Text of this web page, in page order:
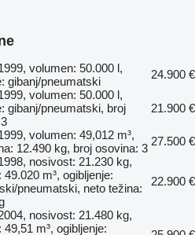
volumen: 50.000 l,
gibanj/pneumatski
24.900 €
volumen: 50.000 l,
gibanj/pneumatski, broj
21.900 €
volumen: 49,012 m³,
12.490 kg, broj osovina: 3
27.500 €
nosivost: 21.230 kg,
m³, ogibljenje:
pneumatski, neto težina:
22.900 €
nosivost: 21.480 kg,
m³, ogibljenje: